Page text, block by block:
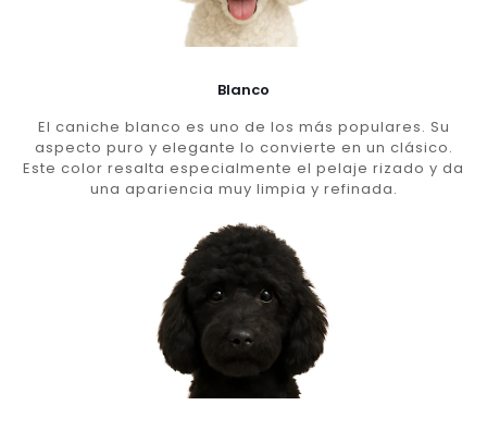
Blanco
El caniche blanco es uno de los más populares. Su
aspecto puro y elegante lo convierte en un clásico.
Este color resalta especialmente el pelaje rizado y da
una apariencia muy limpia y refinada.